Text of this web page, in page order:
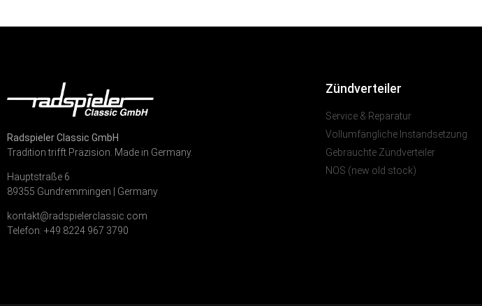
Radspieler Classic GmbH
Tradition trifft Präzision. Made in Germany.
Hauptstraße 6
89355 Gundremmingen | Germany
kontakt@radspielerclassic.com
Telefon: +49 8224 967 3790
Zündverteiler
Service & Reparatur
Vollumfängliche Instandsetzung
Gebrauchte Zündverteiler
NOS (new old stock)